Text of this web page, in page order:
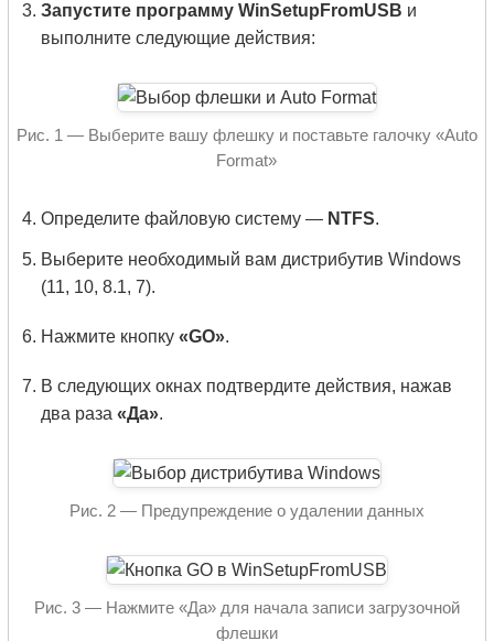
Запустите программу WinSetupFromUSB и
выполните следующие действия:
Рис. 1 — Выберите вашу флешку и поставьте галочку «Auto
Format»
Определите файловую систему — NTFS.
Выберите необходимый вам дистрибутив Windows
(11, 10, 8.1, 7).
Нажмите кнопку«GO».
В следующих окнах подтвердите действия, нажав
два раза«Да».
Рис. 2 — Предупреждение о удалении данных
Рис. 3 — Нажмите «Да» для начала записи загрузочной
флешки